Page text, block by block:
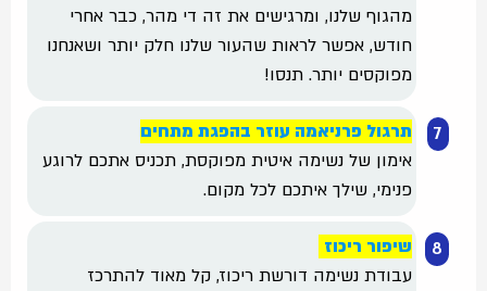
מהגוף שלנו, ומרגישים את זה די מהר, כבר אחרי
חודש, אפשר לראות שהעור שלנו חלק יותר ושאנחנו
מפוקסים יותר. תנסו!
תרגול פרניאמה עוזר בהפגת מתחים
אימון של נשימה איטית מפוקסת, תכניס אתכם לרוגע
פנימי, שילך איתכם לכל מקום.
שיפור ריכוז
עבודת נשימה דורשת ריכוז, קל מאוד להתרכז